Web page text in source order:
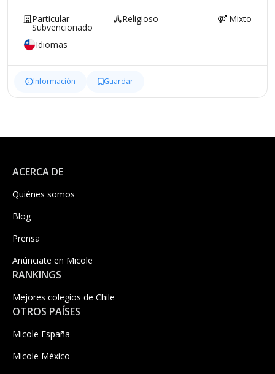
Particular
Subvencionado
Religioso Mixto
Idiomas
Información Guardar
ACERCA DE
Quiénes somos
Blog
Prensa
Anúnciate en Micole
RANKINGS
Mejores colegios de Chile
OTROS PAÍSES
Micole España
Micole México